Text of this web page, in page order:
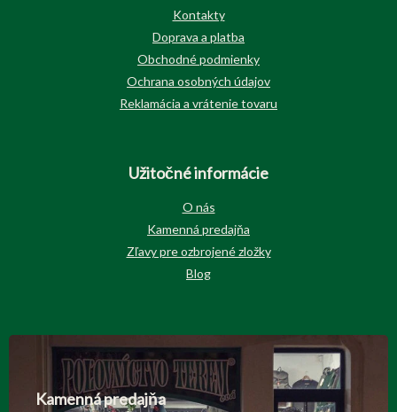
Kontakty
Doprava a platba
Obchodné podmienky
Ochrana osobných údajov
Reklamácia a vrátenie tovaru
Užitočné informácie
O nás
Kamenná predajňa
Zľavy pre ozbrojené zložky
Blog
Kamenná predajňa